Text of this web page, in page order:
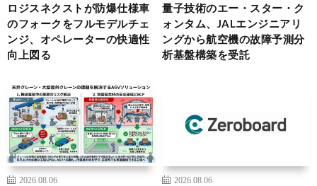
ロジスネクストが防爆仕様車
のフォークをフルモデルチェ
ンジ、オペレーターの快適性
向上図る
量子技術のエー・スター・ク
ォンタム、JALエンジニアリ
ングから航空機の故障予測分
析基盤構築を受託
2026.08.06
2026.08.06